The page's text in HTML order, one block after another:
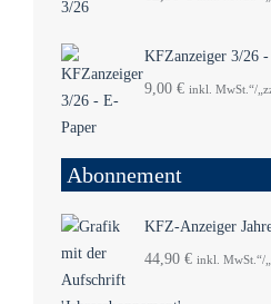
KFZanzeiger 3/26
9,00 € inkl. MwSt.“/
Abonnement
KFZ-Anzeiger
44,90 € inkl. MwSt.“/